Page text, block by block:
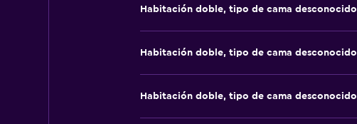
Habitación doble, tipo de cama desconocido
Habitación doble, tipo de cama desconocido
Habitación doble, tipo de cama desconocido